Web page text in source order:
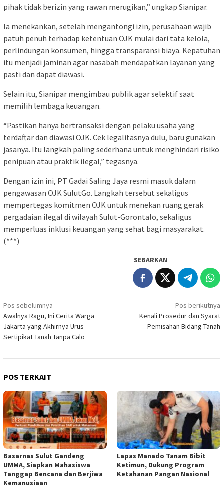
pihak tidak berizin yang rawan merugikan,” ungkap Sianipar.
Ia menekankan, setelah mengantongi izin, perusahaan wajib
patuh penuh terhadap ketentuan OJK mulai dari tata kelola,
perlindungan konsumen, hingga transparansi biaya. Kepatuhan
itu menjadi jaminan agar nasabah mendapatkan layanan yang
pasti dan dapat diawasi.
Selain itu, Sianipar mengimbau publik agar selektif saat
memilih lembaga keuangan.
“Pastikan hanya bertransaksi dengan pelaku usaha yang
terdaftar dan diawasi OJK. Cek legalitasnya dulu, baru gunakan
jasanya. Itu langkah paling sederhana untuk menghindari risiko
penipuan atau praktik ilegal,” tegasnya.
Dengan izin ini, PT Gadai Saling Jaya resmi masuk dalam
pengawasan OJK SulutGo. Langkah tersebut sekaligus
mempertegas komitmen OJK untuk menekan ruang gerak
pergadaian ilegal di wilayah Sulut-Gorontalo, sekaligus
memperluas inklusi keuangan yang sehat bagi masyarakat.
(***)
SEBARKAN
Navigasi
pos
Pos sebelumnya
Awalnya Ragu, Ini Cerita Warga
Jakarta yang Akhirnya Urus
Sertipikat Tanah Tanpa Calo
Pos berikutnya
Kenali Prosedur dan Syarat
Pemisahan Bidang Tanah
POS TERKAIT
Basarnas Sulut Gandeng
UMMA, Siapkan Mahasiswa
Tanggap Bencana dan Berjiwa
Kemanusiaan
Lapas Manado Tanam Bibit
Ketimun, Dukung Program
Ketahanan Pangan Nasional